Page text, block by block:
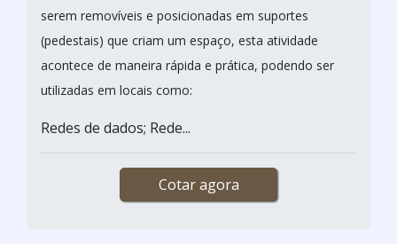
serem removíveis e posicionadas em suportes
(pedestais) que criam um espaço, esta atividade
acontece de maneira rápida e prática, podendo ser
utilizadas em locais como:
Redes de dados; Rede...
Cotar agora